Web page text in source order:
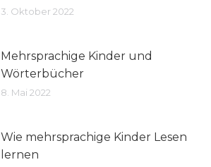
3. Oktober 2022
Mehrsprachige Kinder und
Wörterbücher
8. Mai 2022
Wie mehrsprachige Kinder Lesen
lernen